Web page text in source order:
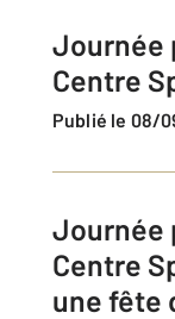
Journée
Centre
Publié le 08/
Journée
Centre
une fête